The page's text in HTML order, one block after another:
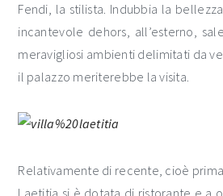
Fendi, la stilista. Indubbia la
incantevole dehors, all’esterno,
meravigliosi ambienti delimitati da
il palazzo meriterebbe la visita.
Relativamente di recente, cioè
Laetitia si è dotata di ristorante e a